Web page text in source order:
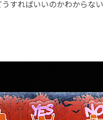
ればいいのかわからな